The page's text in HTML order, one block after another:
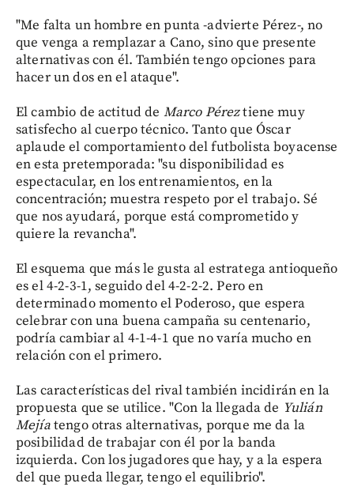
"Me falta un hombre en punta -advierte Pérez-, no
que venga a remplazar a Cano, sino que presente
alternativas con él. También tengo opciones para
hacer un dos en el ataque".
El cambio de actitud de Marco Péreztiene muy
satisfecho al cuerpo técnico. Tanto que Óscar
aplaude el comportamiento del futbolista boyacense
en esta pretemporada: "su disponibilidad es
espectacular, en los entrenamientos, en la
concentración; muestra respeto por el trabajo. Sé
que nos ayudará, porque está comprometido y
quiere la revancha".
El esquema que más le gusta al estratega antioqueño
es el 4-2-3-1, seguido del 4-2-2-2. Pero en
determinado momento el Poderoso, que espera
celebrar con una buena campaña su centenario,
podría cambiar al 4-1-4-1 que no varía mucho en
relación con el primero.
Las características del rival también incidirán en la
propuesta que se utilice. "Con la llegada de Yulián
Mejíatengo otras alternativas, porque me da la
posibilidad de trabajar con él por la banda
izquierda. Con los jugadores que hay, y a la espera
del que pueda llegar, tengo el equilibrio".